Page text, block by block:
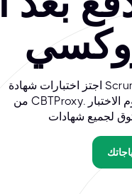
اجتز اختبارات شهادة Scrum Alliance عبر الإنترنت مع ضمان الدفع بعد النجاح
من CBTProxy. ادفع فقط عند النجاح، وإذا لم تنجح، فسنرد لك رسوم الاختبار